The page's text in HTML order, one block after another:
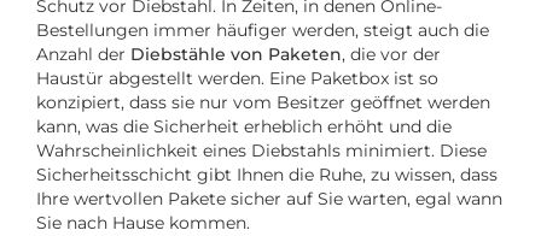
Schutz vor Diebstahl. In Zeiten, in denen Online-
Bestellungen immer häufiger werden, steigt auch die
Anzahl der Diebstähle von Paketen, die vor der
Haustür abgestellt werden. Eine Paketbox ist so
konzipiert, dass sie nur vom Besitzer geöffnet werden
kann, was die Sicherheit erheblich erhöht und die
Wahrscheinlichkeit eines Diebstahls minimiert. Diese
Sicherheitsschicht gibt Ihnen die Ruhe, zu wissen, dass
Ihre wertvollen Pakete sicher auf Sie warten, egal wann
Sie nach Hause kommen.